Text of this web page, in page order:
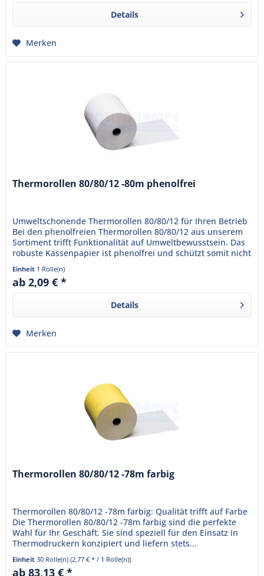
Details
Merken
Thermorollen 80/80/12 -80m phenolfrei
Umweltschonende Thermorollen 80/80/12 für Ihren Betrieb
Bei den phenolfreien Thermorollen 80/80/12 aus unserem
Sortiment trifft Funktionalität auf Umweltbewusstsein. Das
robuste Kassenpapier ist phenolfrei und schützt somit nicht
nur...
Einheit 1 Rolle(n)
ab 2,09 € *
Details
Merken
Thermorollen 80/80/12 -78m farbig
Thermorollen 80/80/12 -78m farbig: Qualität trifft auf Farbe
Die Thermorollen 80/80/12 -78m farbig sind die perfekte
Wahl für Ihr Geschäft. Sie sind speziell für den Einsatz in
Thermodruckern konzipiert und liefern stets...
Einheit30 Rolle(n)(2,77 € * / 1 Rolle(n))
ab 83,13 € *